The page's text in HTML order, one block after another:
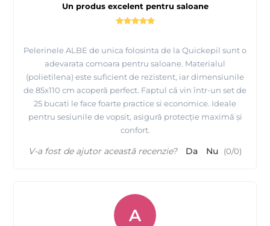
Un produs excelent pentru saloane
Pelerinele ALBE de unica folosinta de la Quickepil sunt o
adevarata comoara pentru saloane. Materialul
(polietilena) este suficient de rezistent, iar dimensiunile
de 85x110 cm acoperă perfect. Faptul că vin într-un set de
25 bucati le face foarte practice si economice. Ideale
pentru sesiunile de vopsit, asigură protecție maximă și
confort.
V-a fost de ajutor această recenzie? Da Nu (0/0)
A